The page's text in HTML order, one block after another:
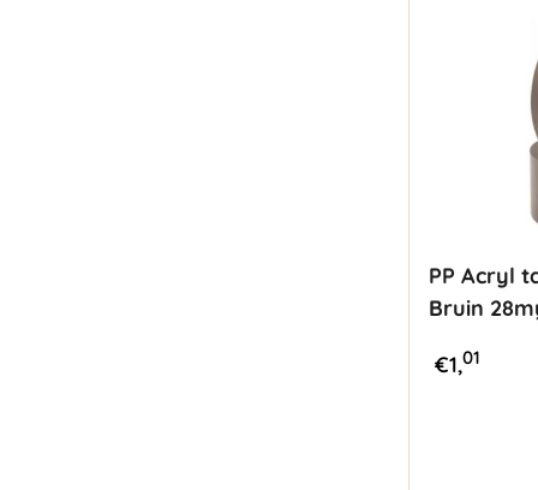
PP Acryl
Bruin
€1,01